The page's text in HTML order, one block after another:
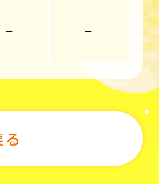
ー ー